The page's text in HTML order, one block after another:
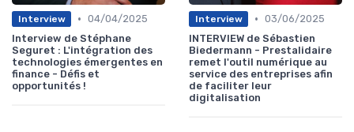
Interview • 04/04/2025
Interview de Stéphane
Seguret : L'intégration des
technologies émergentes en
finance - Défis et
opportunités !
Interview • 03/06/2025
INTERVIEW de Sébastien
Biedermann - Prestalidaire
remet l'outil numérique au
service des entreprises afin
de faciliter leur
digitalisation